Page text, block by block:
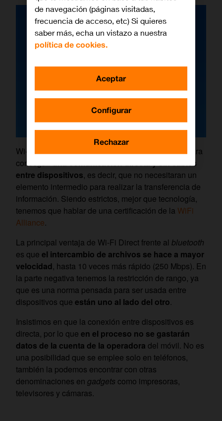
Wi-Fi Direct es una tecnología que fue diseñada para
conseguiruna comunicación directa y sin cables
entre dispositivos, es decir, que no necesitaran un
elemento intermedio para realizar la transferencia de
información. Siendo estrictos, mejor que tecnología,
tenemos que hablar de una certificación de la WiFi
Alliance.
La principal ventaja de Wi-Fi Direct frente al bluetooth
es que el intercambio de archivos se hace a mayor
velocidad, hasta 10 veces más rápido (250 Mbps). En
la parte negativa tenemos la restricción de rango, ya
que es una norma pensada para ser usada entre
dispositivos que están uno al lado del otro.
Insistimos en que la conexión entre dispositivos es
directa, por lo que en el proceso no se gastarán
datos de la cuenta de la operadora del móvil. No es
una posibilidad que se emplee solo en teléfonos,
también la podemos encontrar con otras
denominaciones en gadgets como impresoras,
televisores y cámaras.
de navegación (páginas visitadas,
frecuencia de acceso, etc) Si quieres
saber más, echa un vistazo a nuestra
política de cookies.
Configurar
Rechazar
Aceptar